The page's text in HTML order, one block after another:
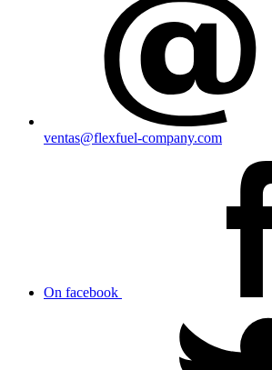
ventas@flexfuel-company.com
On facebook